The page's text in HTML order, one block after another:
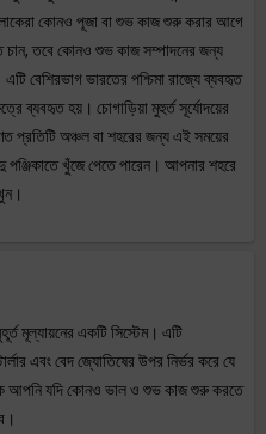
কোনও পূজা বা শুভ কাজ শুরু করার আগে
চান, তবে কোনও শুভ কাজ সম্পাদনের জন্য
বেশিরভাগ ভারতের পশ্চিমা রাজ্যে ব্যবহৃত
ব্যবহৃত হয়। চোগাড়িয়া মুহুর্ত সূর্যোদয়ের
প্রতিটি অঞ্চল বা শহরের জন্য এই সময়ের
পঞ্জিকাতে খুঁজে পেতে পারেন। আপনার শহরে
মূল্যায়নের একটি সিস্টেম। এটি
এবং বেদ জ্যোতিষের উপর নির্ভর করে যে
আপনি যদি কোনও ভাল ও শুভ কাজ শুরু করতে